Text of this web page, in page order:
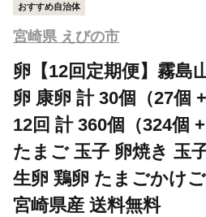
おすすめ自治体
宮崎県 えびの市
卵【12回定期便】霧島
卵 康卵 計 30個（27個
12回 計 360個（324個
たまご 玉子 卵焼き 玉
生卵 鶏卵 たまごかけ
宮崎県産 送料無料